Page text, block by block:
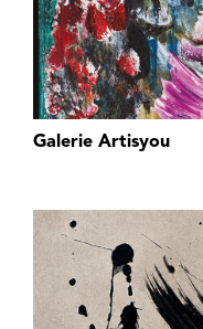
Galerie Artisyou